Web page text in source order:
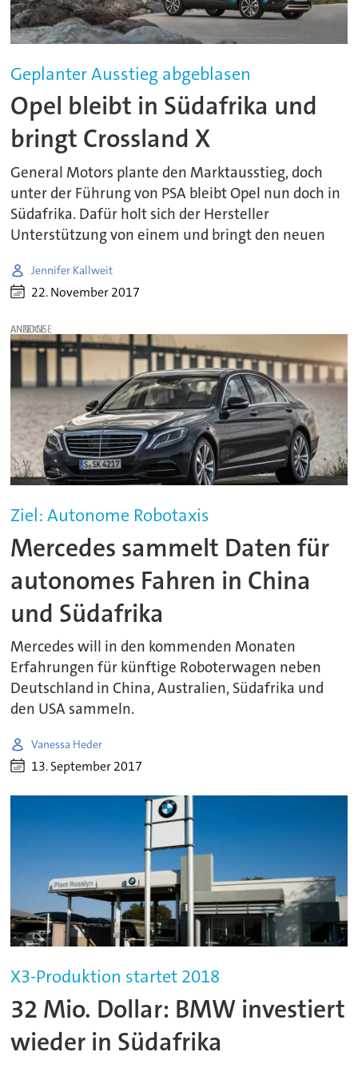
Geplanter Ausstieg abgeblasen
Opel bleibt in Südafrika und
bringt Crossland X
General Motors plante den Marktausstieg, doch
unter der Führung von PSA bleibt Opel nun doch in
Südafrika. Dafür holt sich der Hersteller
Unterstützung von einem und bringt den neuen
Jennifer Kallweit
22. November 2017
ANZEIGE
Ziel: Autonome Robotaxis
Mercedes sammelt Daten für
autonomes Fahren in China
und Südafrika
Mercedes will in den kommenden Monaten
Erfahrungen für künftige Roboterwagen neben
Deutschland in China, Australien, Südafrika und
den USA sammeln.
Vanessa Heder
13. September 2017
X3-Produktion startet 2018
32 Mio. Dollar: BMW investiert
wieder in Südafrika